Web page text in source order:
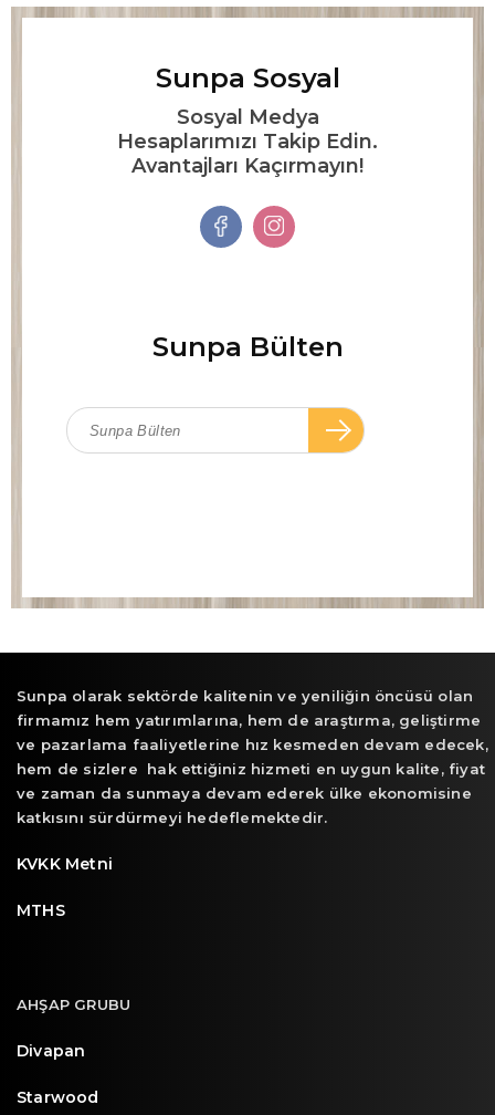
Sunpa Sosyal
Sosyal Medya
Hesaplarımızı Takip Edin.
Avantajları Kaçırmayın!
Sunpa Bülten
Sunpa olarak sektörde kalitenin ve yeniliğin öncüsü olan
firmamız hem yatırımlarına, hem de araştırma, geliştirme
ve pazarlama faaliyetlerine hız kesmeden devam edecek,
hem de sizlere hak ettiğiniz hizmeti en uygun kalite, fiyat
ve zaman da sunmaya devam ederek ülke ekonomisine
katkısını sürdürmeyi hedeflemektedir.
KVKK Metni
MTHS
AHŞAP GRUBU
Divapan
Starwood